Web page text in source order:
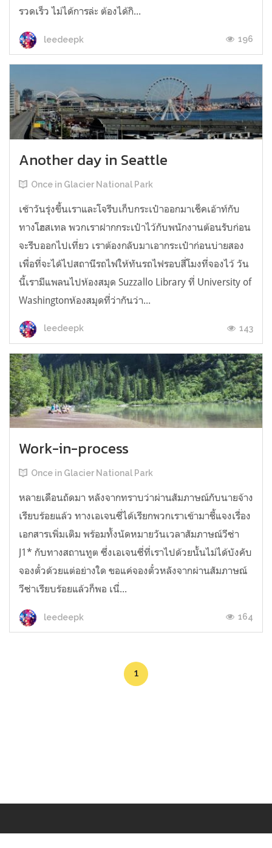
รวดเร็ว ไม่ได้การล่ะ ต้องได้กิ...
leedeepk 196
Another day in Seattle
Once in Glacier National Park
เช้าวันรุ่งขึ้นเราและโจรีบเก็บกระเป๋าออกมาเช็คเอ้าท์กับ
ทางโฮสเทล พวกเราฝากกระเป๋าไว้กับพนักงานต้อนรับก่อน
จะรีบออกไปเที่ยว เราต้องกลับมาเอากระเป๋าก่อนบ่ายสอง
เพื่อที่จะได้ไปสถานีรถไฟให้ทันรถไฟรอบสี่โมงที่จองไว้ วัน
นี้เรามีแพลนไปห้องสมุด Suzzallo Library ที่ University of
Washingtonห้องสมุดที่ว่ากันว่า...
leedeepk 143
Work-in-process
Once in Glacier National Park
หลายเดือนถัดมา หลังจากทราบว่าผ่านสัมภาษณ์กับนายจ้าง
เรียบร้อยแล้ว ทางเอเจนซี่ได้เรียกพวกเราเข้ามาชี้แจงเรื่อง
เอกสารเพิ่มเติม พร้อมทั้งนัดหมายวันเวลาสัมภาษณ์วีซ่า
J1* กับทางสถานทูต ซึ่งเอเจนซี่ที่เราไปด้วยนั้นไม่ได้บังคับ
จองตั๋วด้วยแต่อย่างใด ขอแค่จองตั๋วหลังจากผ่านสัมภาษณ์
วีซ่าเรียบร้อยแล้วก็พอ เนื่...
leedeepk 164
1